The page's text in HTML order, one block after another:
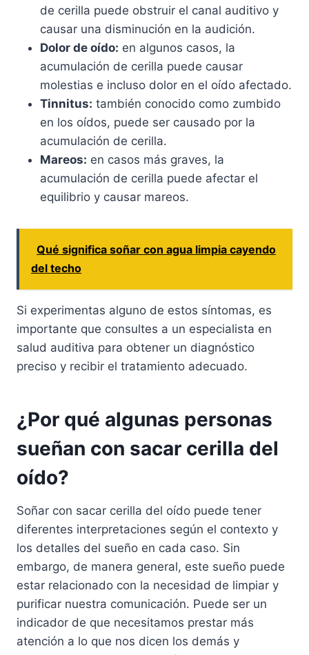
de cerilla puede obstruir el canal auditivo y
causar una disminución en la audición.
Dolor de oído: en algunos casos, la
acumulación de cerilla puede causar
molestias e incluso dolor en el oído afectado.
Tinnitus: también conocido como zumbido
en los oídos, puede ser causado por la
acumulación de cerilla.
Mareos: en casos más graves, la
acumulación de cerilla puede afectar el
equilibrio y causar mareos.
Qué significa soñar con agua limpia cayendo
del techo
Si experimentas alguno de estos síntomas, es
importante que consultes a un especialista en
salud auditiva para obtener un diagnóstico
preciso y recibir el tratamiento adecuado.
¿Por qué algunas personas
sueñan con sacar cerilla del
oído?
Soñar con sacar cerilla del oído puede tener
diferentes interpretaciones según el contexto y
los detalles del sueño en cada caso. Sin
embargo, de manera general, este sueño puede
estar relacionado con la necesidad de limpiar y
purificar nuestra comunicación. Puede ser un
indicador de que necesitamos prestar más
atención a lo que nos dicen los demás y